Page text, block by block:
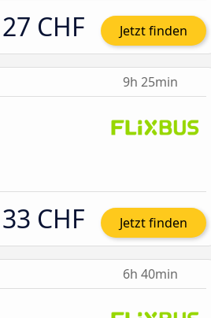
27 CHF Jetzt finden
9h 25min
33 CHF Jetzt finden
6h 40min